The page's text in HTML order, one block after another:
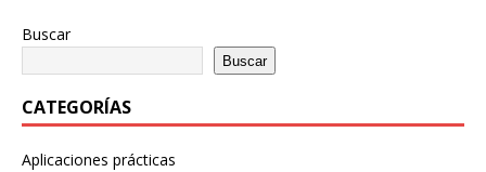
Buscar
Buscar
CATEGORÍAS
Aplicaciones prácticas